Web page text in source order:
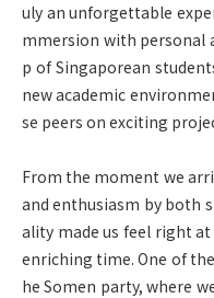
uly an unforgettable
mmersion with personal
p of Singaporean
new academic
se peers on exciting
From the moment we
and enthusiasm by both
ality made us feel right
enriching time. One of
he Somen party, where